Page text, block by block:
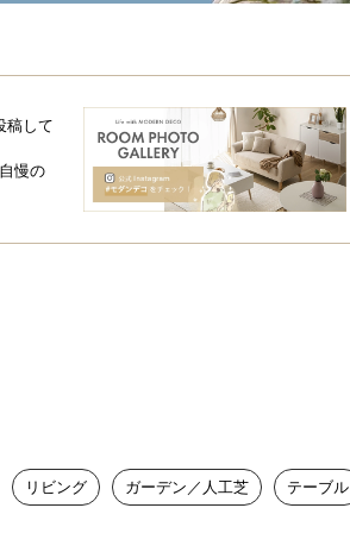
ラックス感を日常
稿して
慢の
リビング ガーデン／人工芝 テーブル